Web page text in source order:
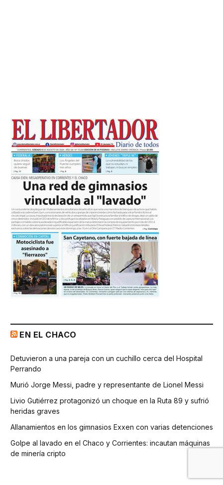
EN EL CHACO
Detuvieron a una pareja con un cuchillo cerca del Hospital
Perrando
Murió Jorge Messi, padre y representante de Lionel Messi
Livio Gutiérrez protagonizó un choque en la Ruta 89 y sufrió
heridas graves
Allanamientos en los gimnasios Exxen con varias detenciones
Golpe al lavado en el Chaco y Corrientes: incautan máquinas
de minería cripto